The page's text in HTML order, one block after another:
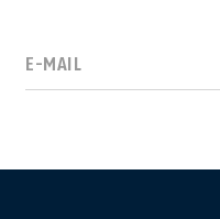
E-MAIL